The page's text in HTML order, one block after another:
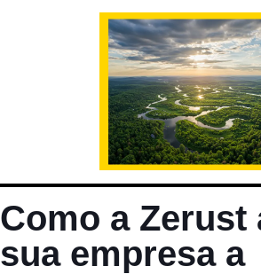
Como a Zerust
sua empresa a